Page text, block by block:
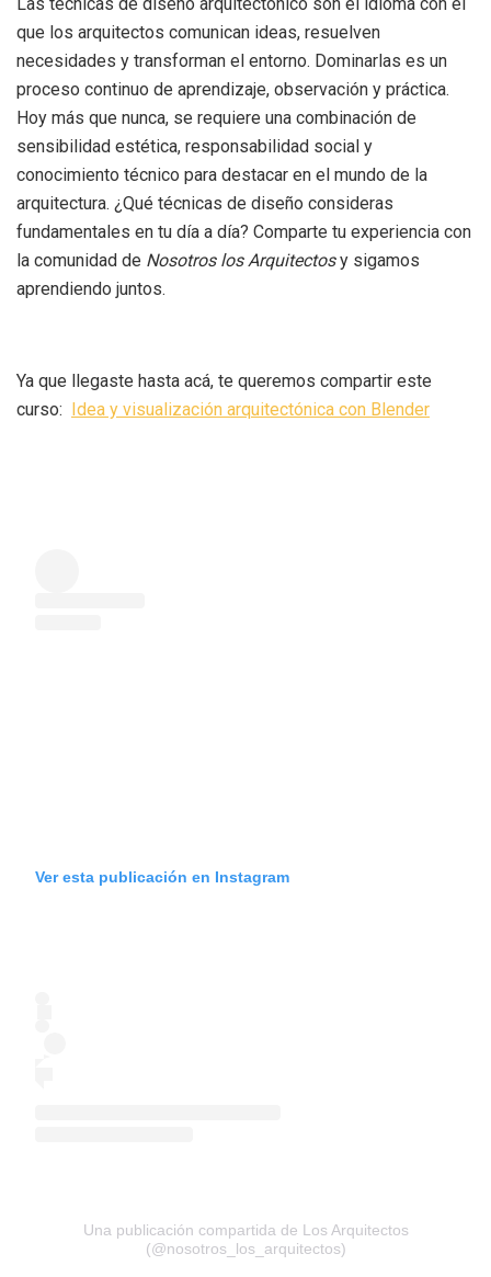
que los arquitectos comunican ideas, resuelven
necesidades y transforman el entorno. Dominarlas es un
proceso continuo de aprendizaje, observación y práctica.
Hoy más que nunca, se requiere una combinación de
sensibilidad estética, responsabilidad social y
conocimiento técnico para destacar en el mundo de la
arquitectura. ¿Qué técnicas de diseño consideras
fundamentales en tu día a día? Comparte tu experiencia con
la comunidad de Nosotros los Arquitectosy sigamos
aprendiendo juntos.
Ya que llegaste hasta acá, te queremos compartir este
curso: Idea y visualización arquitectónica con Blender
Ver esta publicación en Instagram
Una publicación compartida de Los Arquitectos
(@nosotros_los_arquitectos)